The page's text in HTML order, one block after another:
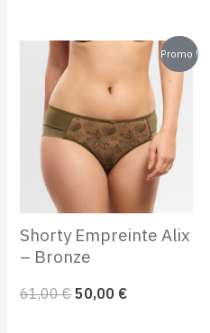
Promo !
Shorty Empreinte Alix
– Bronze
61,00€
Le
initial
était :
61,00 €.
50,00 €
Le
prix
actuel
est :
50,00 €.